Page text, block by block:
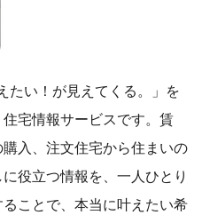
い！が見えてくる。」を
宅情報サービスです。賃
入、注文住宅から住まいの
役立つ情報を、一人ひとり
ことで、本当に叶えたい希